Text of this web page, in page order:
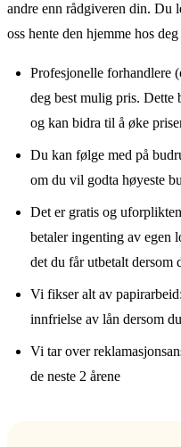
andre enn rådgiveren din. Du
oss hente den hjemme hos
Profesjonelle forhandlere
deg best mulig pris. Dette
og kan bidra til å øke
Du kan følge med på
om du vil godta høyeste
Det er gratis og
betaler ingenting av egen
det du får utbetalt dersom
Vi fikser alt av
innfrielse av lån dersom
Vi tar over
de neste 2 årene